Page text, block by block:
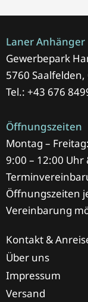
Laner Anhänger
Gewerbepark
5760
Tel.: +43 676
Öffnungszeiten
Montag – Freitag:
9:00 – 12:00 Uhr
Öffnungszeiten
Vereinbarung
Kontakt &
Über uns
Impressum
Versand